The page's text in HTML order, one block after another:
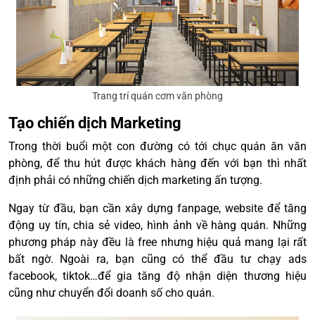
Trang trí quán cơm văn phòng
Tạo chiến dịch Marketing
Trong thời buổi một con đường có tới chục quán ăn văn
phòng, để thu hút được khách hàng đến với bạn thì nhất
định phải có những chiến dịch marketing ấn tượng.
Ngay từ đầu, bạn cần xây dựng fanpage, website để tăng
động uy tín, chia sẻ video, hình ảnh về hàng quán. Những
phương pháp này đều là free nhưng hiệu quả mang lại rất
bất ngờ. Ngoài ra, bạn cũng có thể đầu tư chạy ads
facebook, tiktok…để gia tăng độ nhận diện thương hiệu
cũng như chuyển đổi doanh số cho quán.